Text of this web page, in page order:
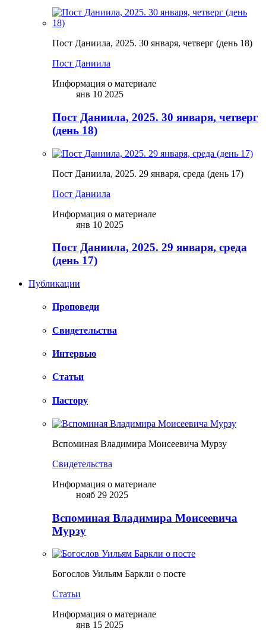
Пост Даниила, 2025. 30 января, четверг (день 18)
Пост Даниила
Информация о материале
янв 10 2025
Пост Даниила, 2025. 30 января, четверг
(день 18)
Пост Даниила, 2025. 29 января, среда (день 17)
Пост Даниила
Информация о материале
янв 10 2025
Пост Даниила, 2025. 29 января, среда
(день 17)
Публикации
Проповеди
Свидетельства
Интервью
Статьи
Пастору
Вспоминая Владимира Моисеевича Мурзу
Свидетельства
Информация о материале
нояб 29 2025
Вспоминая Владимира Моисеевича
Мурзу
Богослов Уильям Баркли о посте
Статьи
Информация о материале
янв 15 2025